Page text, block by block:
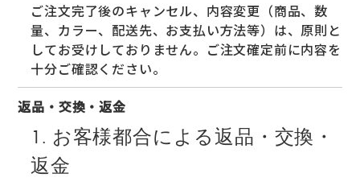
ご注文完了後のキャンセル、内容変更（商品、数
量、カラー、配送先、お支払い方法等）は、原則と
してお受けしておりません。ご注文確定前に内容を
十分ご確認ください。
返品・交換・返金
1. お客様都合による返品・交換・
返金